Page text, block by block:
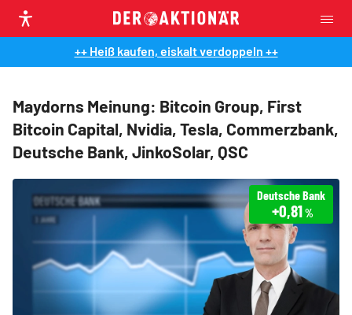
++ Heiß kaufen, eiskalt verdoppeln ++
Maydorns Meinung: Bitcoin Group, First
Bitcoin Capital, Nvidia, Tesla, Commerzbank,
Deutsche Bank, JinkoSolar, QSC
Deutsche Bank
+0,81%